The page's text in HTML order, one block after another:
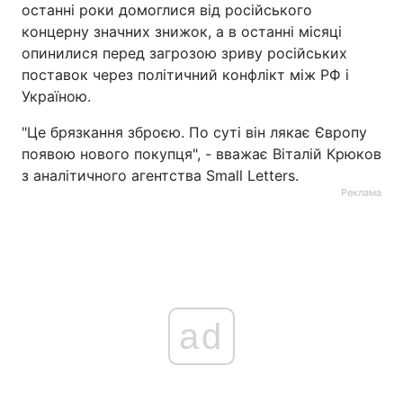
останні роки домоглися від російського
концерну значних знижок, а в останні місяці
опинилися перед загрозою зриву російських
поставок через політичний конфлікт між РФ і
Україною.
"Це брязкання зброєю. По суті він лякає Європу
появою нового покупця", - вважає Віталій Крюков
з аналітичного агентства Small Letters.
Реклама
ad